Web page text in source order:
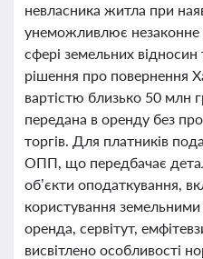
невласника житла при
унеможливлює незаконне
сфері земельних відносин
рішення про повернення
вартістю близько 50 млн
передана в оренду без
торгів. Для платників
ОПП, що передбачає
об’єкти оподаткування,
користування земельними
оренда, сервітут,
висвітлено особливості